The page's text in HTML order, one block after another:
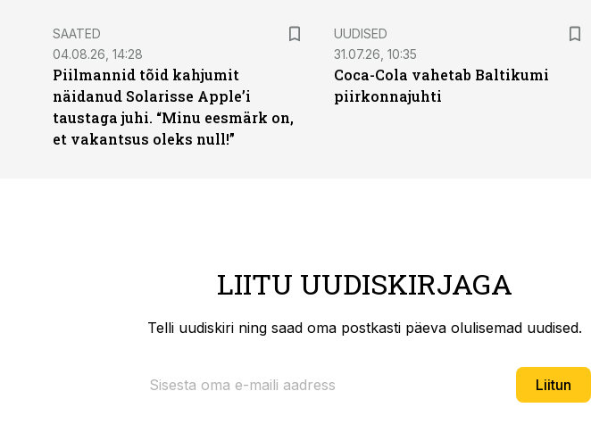
SAATED
04.08.26, 14:28
Piilmannid tõid kahjumit
näidanud Solarisse Apple’i
taustaga juhi. “Minu eesmärk on,
et vakantsus oleks null!”
UUDISED
31.07.26, 10:35
Coca-Cola vahetab Baltikumi
piirkonnajuhti
LIITU UUDISKIRJAGA
Telli uudiskiri ning saad oma postkasti päeva olulisemad uudised.
Liitun